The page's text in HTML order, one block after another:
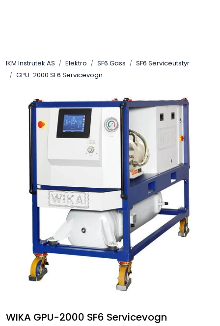
IKM Instrutek AS Elektro SF6 Gass
SF6 Serviceutstyr
GPU-2000 SF6 Servicevogn
WIKA GPU-2000 SF6 Servicevogn
Elektro
Prosess
Frekvensomformere
Miljø og sikkerhet
Kalibratorer
Undervisning
Navigasjon & Kommunikasjon
Maskinvern & Instrumentering